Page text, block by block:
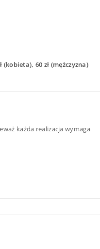
(kobieta), 60 zł (mężczyzna)
każda realizacja wymaga